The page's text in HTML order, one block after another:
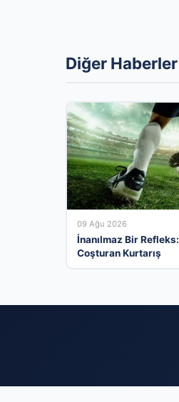
Diğer Haberler
09 Ağu 2026
İnanılmaz Bir
Coşturan Kurtarış